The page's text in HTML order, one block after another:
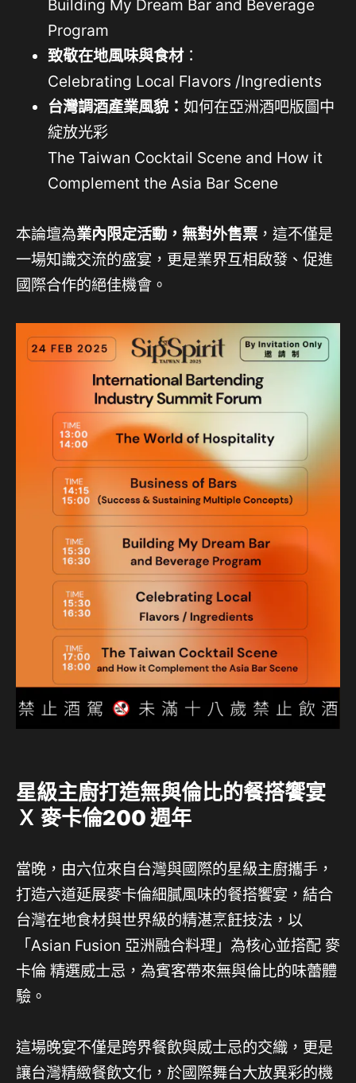
Building My Dream Bar and Beverage
Program
致敬在地風味與食材：
Celebrating Local Flavors /Ingredients
台灣調酒產業風貌： 如何在亞洲酒吧版圖中
綻放光彩
The Taiwan Cocktail Scene and How it
Complement the Asia Bar Scene
本論壇為業內限定活動，無對外售票 ，這不僅是
一場知識交流的盛宴，更是業界互相啟發、促進
國際合作的絕佳機會。
星級主廚打造無與倫比的餐搭饗宴
Ｘ 麥卡倫200 週年
當晚，由六位來⾃台灣與國際的星級主廚攜⼿，
打造六道延展麥卡倫細膩風味的餐搭饗宴，結合
台灣在地食材與世界級的精湛烹飪技法，以
「Asian Fusion 亞洲融合料理」為核心並搭配 麥
卡倫 精選威⼠忌，為賓客帶來無與倫比的味蕾體
驗。
這場晚宴不僅是跨界餐飲與威士忌的交織，更是
讓台灣精緻餐飲⽂化，於國際舞台⼤放異彩的機